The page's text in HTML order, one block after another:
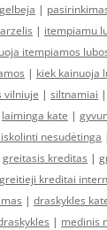
|
| itempiamu
itempiamos
| kiek kainuoja
vilniuje | siltnamiai |
laiminga kate |
nesudėtinga
greitasis kreditas |
greitieji kreditai
| draskykles
| medinis